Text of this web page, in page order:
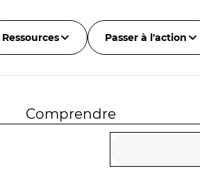
Ressources Passer à l'action
Comprendre